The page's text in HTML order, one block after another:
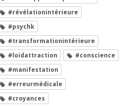
#révélationintérieure
#psychk
#transformationintérieure
#loidattraction
#conscience
#manifestation
#erreurmédicale
#croyances